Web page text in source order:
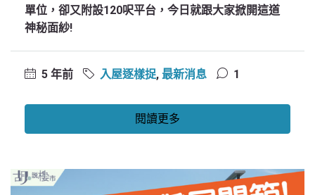
單位，卻又附設120呎平台，今日就跟大家掀開這道
神秘面紗!
5 年前 入屋逐樣捉, 最新消息 1
閱讀更多